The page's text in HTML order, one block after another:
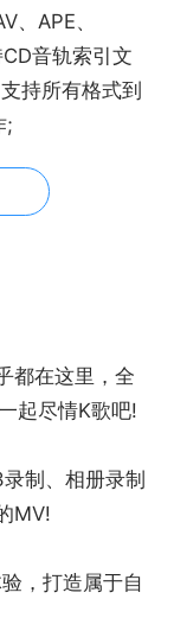
、APE、
音轨索引文
持所有格式到
;
个性化需求;
，USB设备歌
友一起分享;
需求，全方
音乐。
写真、绚丽
壁纸，让电脑
都在这里，全
起尽情K歌吧!
制、相册录制
MV!
，打造属于自